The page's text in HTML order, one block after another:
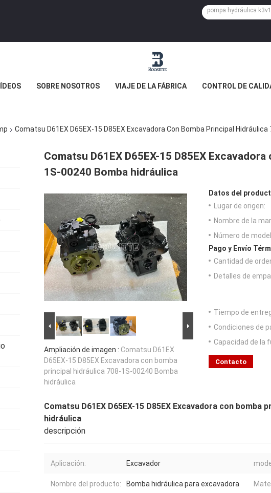
SOBRE NOSOTROS VIAJE DE LA FÁBRICA CONTROL DE
Comatsu D61EX D65EX-15 D85EX Excavadora Con Bomba Principal
Comatsu D61EX D65EX-15 D85EX
1S-00240 Bomba hidráulica
Ampliación de imagen : Comatsu D61EX
D65EX-15 D85EX Excavadora con bomba
principal hidráulica 708-1S-00240 Bomba
hidráulica
Datos del
Lugar de origen:
Nombre de la
Número de
Pago y Envío
Cantidad de
Detalles de
Tiempo de
Condiciones de
Capacidad de la
Contacto
Comatsu D61EX D65EX-15 D85EX Excavadora con bomba
hidráulica
descripción
Aplicación: Excavador
Nombre del producto: Bomba hidráulica para excavadora